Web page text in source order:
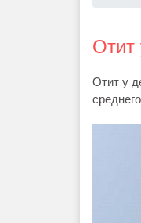
Отит
Отит у